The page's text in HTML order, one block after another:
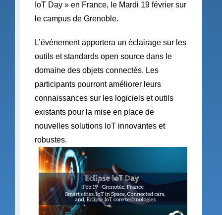
IoT Day » en France, le Mardi 19 février sur
le campus de Grenoble.
L’événement apportera un éclairage sur les
outils et standards open source dans le
domaine des objets connectés. Les
participants pourront améliorer leurs
connaissances sur les logiciels et outils
existants pour la mise en place de
nouvelles solutions IoT innovantes et
robustes.